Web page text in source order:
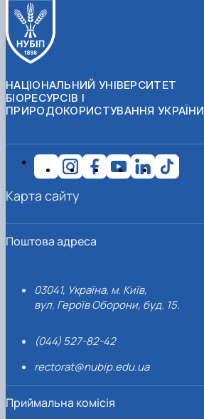
НАЦІОНАЛЬНИЙ УНІВЕРСИТЕТ
БІОРЕСУРСІВ І
ПРИРОДОКОРИСТУВАННЯ УКРАЇНИ
Поштова адреса
03041, Україна, м. Київ,
вул. Героїв Оборони, буд. 15.
(044) 527-82-42
rectorat@nubip.edu.ua
Приймальна комісія
Карта сайту